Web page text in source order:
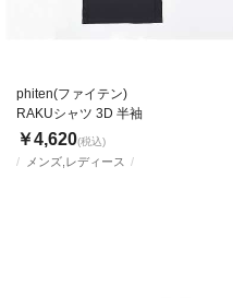
メンズ,レディース
phiten(ファイテン)
RAKUシャツ 3D 半袖
￥4,620(税込)